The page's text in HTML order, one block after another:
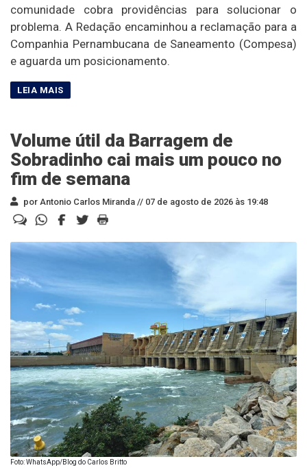
comunidade cobra providências para solucionar o
problema. A Redação encaminhou a reclamação para a
Companhia Pernambucana de Saneamento (Compesa)
e aguarda um posicionamento.
Volume útil da Barragem de
Sobradinho cai mais um pouco no
fim de semana
por Antonio Carlos Miranda // 07 de agosto de 2026 às 19:48
Foto: WhatsApp/Blog do Carlos Britto